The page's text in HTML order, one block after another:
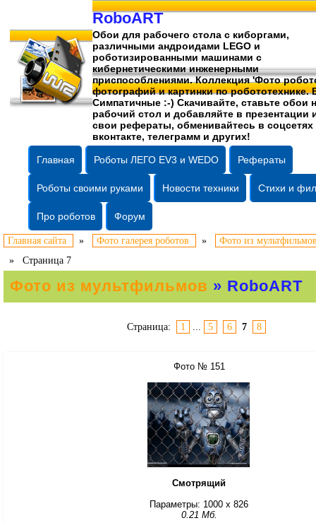
RoboART
Обои для рабочего стола c киборгами,
различными андроидами LEGO и
роботизированными машинами c
кибернетическими инженерными
приспособлениями. Коллекция 'Фото
фотографийи картинки по робототехнике.
Симпатичные :-) Скачивайте, ставьте обои
рабочий стол и добавляйте в презентации
свои рефераты, обменивайтесь в соцсетях
вконтакте, телеграмм и других!
Главная Роботы ЛЕГО EV3 и WEDO Рефераты
Роботы своими руками Новости техники Стихи и
Про роботов Форум
Главная сайта » Фото галерея роботов »
Фото из
» Страница 7
Фото из мультфильмов » RoboART
Страница: 1 ... 5 6 7 8
Фото № 151
Смотрящий
Параметры: 1000 x 826
0.21 Мб.